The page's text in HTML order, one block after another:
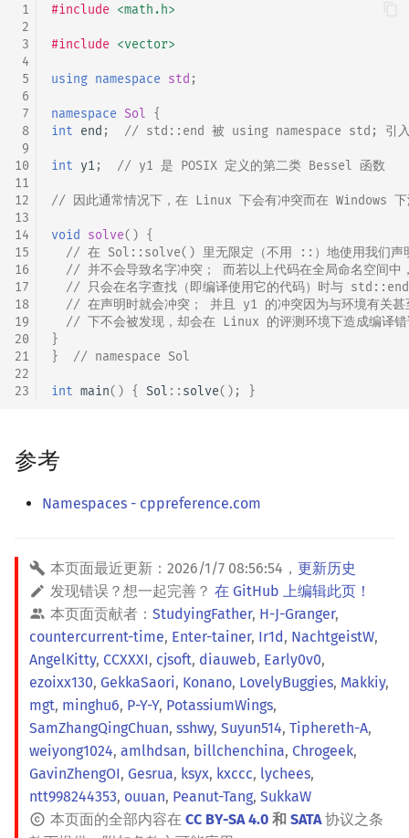
1
2
3
4
5
6
7
8
9
10
11
12
13
14
15
16
17
18
19
20
21
22
23
#include <math.h>
#include <vector>
using namespace std ;
namespace Sol {
int end ; // std::end 被 using namespace std; 引
int y1 ; // y1 是 POSIX 定义的第二类 Bessel 函数
// 因此通常情况下，在 Linux 下会有冲突而在 Windows 下
void solve() {
// 在 Sol::solve() 里无限定（不用 ::）地使用我们声
// 并不会导致名字冲突； 而若以上代码在全局命名空间中
// 只会在名字查找（即编译使用它的代码）时与
// 在声明时就会冲突； 并且 y1 的冲突因为与环境有关甚
// 下不会被发现，却会在 Linux 的评测环境下造成编译错
}
}
// namespace Sol
int main() { Sol :: solve(); }
参考
Namespaces - cppreference.com
本页面最近更新： 2026/1/7 08:56:54 ， 更新历史
发现错误？想一起完善？ 在 GitHub 上编辑此页！
本页面贡献者： StudyingFather, H-J-Granger,
countercurrent-time, Enter-tainer, Ir1d, NachtgeistW,
AngelKitty, CCXXXI, cjsoft, diauweb, Early0v0,
ezoixx130, GekkaSaori, Konano, LovelyBuggies, Makkiy,
mgt, minghu6, P-Y-Y, PotassiumWings,
SamZhangQingChuan, sshwy, Suyun514, Tiphereth-A,
weiyong1024, amlhdsan, billchenchina, Chrogeek,
GavinZhengOI, Gesrua, ksyx, kxccc, lychees,
ntt998244353, ouuan, Peanut-Tang, SukkaW
本页面的全部内容在 CC BY-SA 4.0 和 SATA协议之条